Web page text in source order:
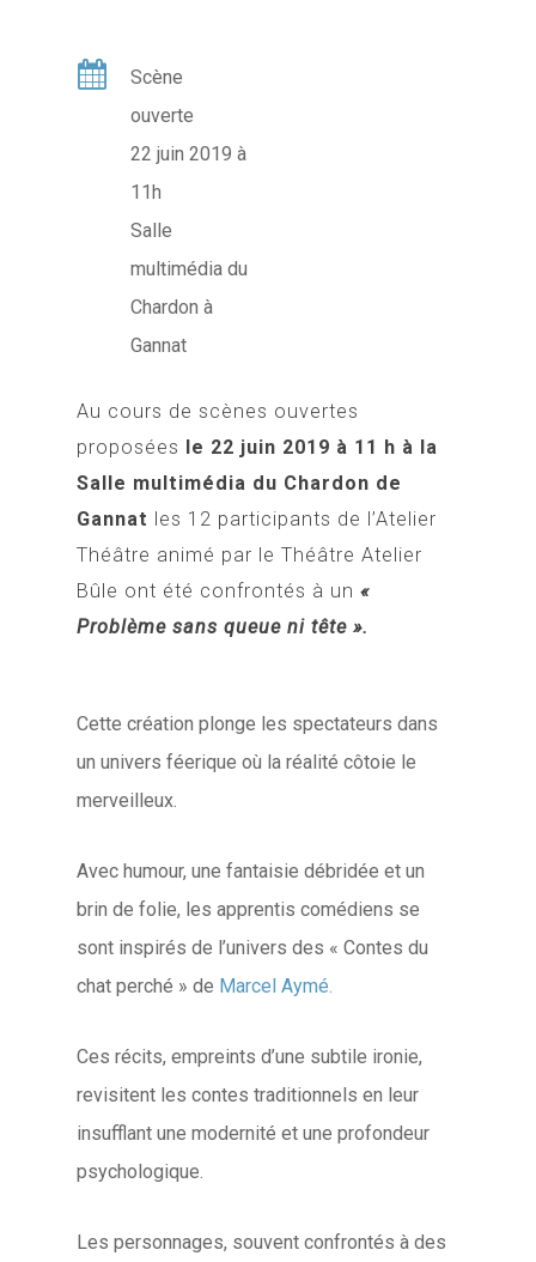
Scène
ouverte
22 juin 2019 à
11h
Salle
multimédia du
Chardon à
Gannat
Au cours de scènes ouvertes
proposées le 22 juin 2019 à 11 h à la
Salle multimédia du Chardon de
Gannat les 12 participants de l’Atelier
Théâtre animé par le Théâtre Atelier
Bûle ont été confrontés à un«
Problème sans queue ni tête ».
Cette création plonge les spectateurs dans
un univers féerique où la réalité côtoie le
merveilleux.
Avec humour, une fantaisie débridée et un
brin de folie, les apprentis comédiens se
sont inspirés de l’univers des « Contes du
chat perché » de Marcel Aymé.
Ces récits, empreints d’une subtile ironie,
revisitent les contes traditionnels en leur
insufflant une modernité et une profondeur
psychologique.
Les personnages, souvent confrontés à des